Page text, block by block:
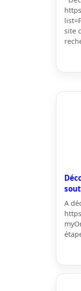
site
A